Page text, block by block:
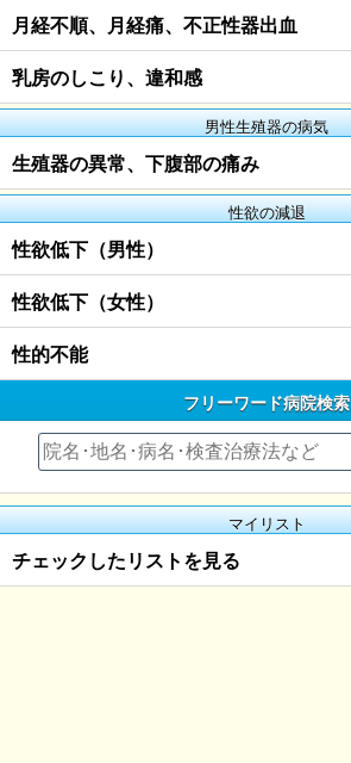
月経不順、月経痛、不正性器出血
乳房のしこり、違和感
男性生殖器の病気
生殖器の異常、下腹部の痛み
性欲の減退
性欲低下（男性）
性欲低下（女性）
性的不能
フリーワード病院検索
マイリスト
チェックしたリストを見る